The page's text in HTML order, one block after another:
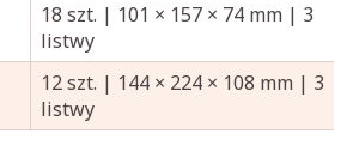
18 szt. | 101 × 157 × 74 mm | 3
listwy
12 szt. | 144 × 224 × 108 mm | 3
listwy